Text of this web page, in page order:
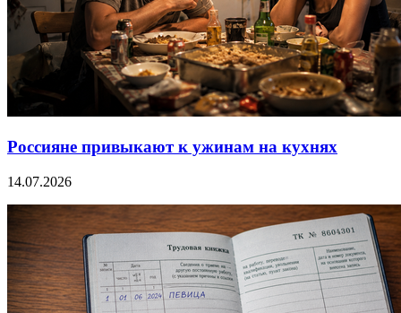
Россияне привыкают к ужинам на кухнях
14.07.2026